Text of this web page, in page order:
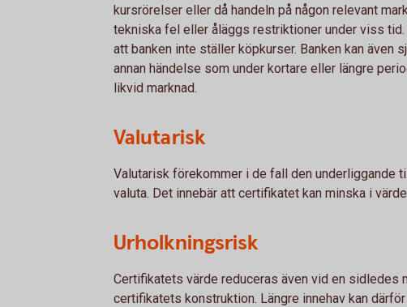
kursrörelser eller då handeln på någon relevant
tekniska fel eller åläggs restriktioner under viss
att banken inte ställer köpkurser. Banken kan även
annan händelse som under kortare eller längre
likvid marknad.
Valutarisk
Valutarisk förekommer i de fall den underliggande
valuta. Det innebär att certifikatet kan minska i
Urholkningsrisk
Certifikatets värde reduceras även vid en sidledes
certifikatets konstruktion. Längre innehav kan